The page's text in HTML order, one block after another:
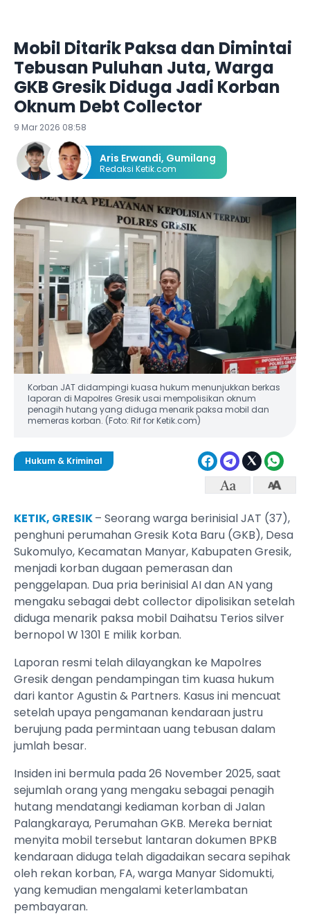
Mobil Ditarik Paksa dan Dimintai
Tebusan Puluhan Juta, Warga
GKB Gresik Diduga Jadi Korban
Oknum Debt Collector
9 Mar 2026 08:58
Aris Erwandi, Gumilang
Redaksi Ketik.com
Korban JAT didampingi kuasa hukum menunjukkan berkas
laporan di Mapolres Gresik usai mempolisikan oknum
penagih hutang yang diduga menarik paksa mobil dan
memeras korban. (Foto: Rif for Ketik.com)
Hukum & Kriminal
KETIK, GRESIK– Seorang warga berinisial JAT (37),
penghuni perumahan Gresik Kota Baru (GKB), Desa
Sukomulyo, Kecamatan Manyar, Kabupaten Gresik,
menjadi korban dugaan pemerasan dan
penggelapan. Dua pria berinisial AI dan AN yang
mengaku sebagai debt collector dipolisikan setelah
diduga menarik paksa mobil Daihatsu Terios silver
bernopol W 1301 E milik korban.
​Laporan resmi telah dilayangkan ke Mapolres
Gresik dengan pendampingan tim kuasa hukum
dari kantor Agustin & Partners. Kasus ini mencuat
setelah upaya pengamanan kendaraan justru
berujung pada permintaan uang tebusan dalam
jumlah besar.
​Insiden ini bermula pada 26 November 2025, saat
sejumlah orang yang mengaku sebagai penagih
hutang mendatangi kediaman korban di Jalan
Palangkaraya, Perumahan GKB. Mereka berniat
menyita mobil tersebut lantaran dokumen BPKB
kendaraan diduga telah digadaikan secara sepihak
oleh rekan korban, FA, warga Manyar Sidomukti,
yang kemudian mengalami keterlambatan
pembayaran.